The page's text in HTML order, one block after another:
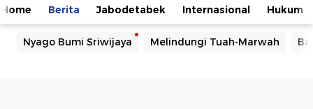
Home Berita Jabodetabek Internasional Hukum
Nyago Bumi Sriwijaya Melindungi Tuah-Marwah